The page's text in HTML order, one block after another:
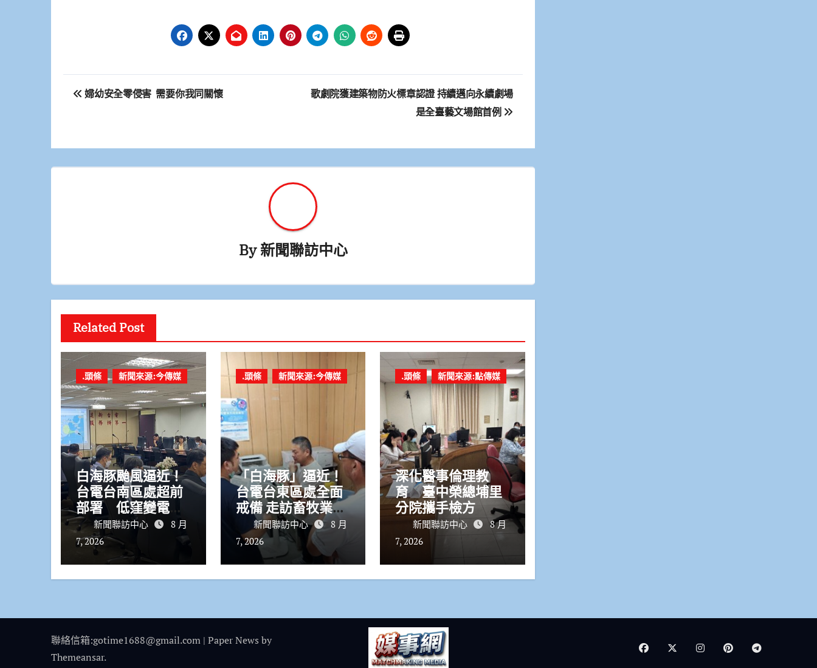
文
覽
婦幼安全零侵害 需要你我同關懷
歌劇院獲建築物防火標章認證 持續邁向永續劇場
是全臺藝文場館首例
By新聞聯訪中心
Related Post
.頭條 新聞來源:今傳媒
白海豚颱風逼近！
台電台南區處超前
部署 低窪變電所
架防水閘門防淹水
新聞聯訪中心
8 月
7, 2026
.頭條 新聞來源:今傳媒
「白海豚」逼近！
台電台東區處全面
戒備 走訪畜牧業呼
籲落實「用電」檢
查
新聞聯訪中心
8 月
7, 2026
.頭條 新聞來源:點傳媒
深化醫事倫理教
育 臺中榮總埔里
分院攜手檢方
新聞聯訪中心
8 月
7, 2026
聯絡信箱:gotime1688@gmail.com | Paper News by
Themeansar.